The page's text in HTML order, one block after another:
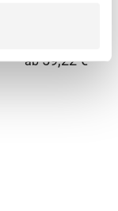
Jays, Lansen
ab59,22 € *